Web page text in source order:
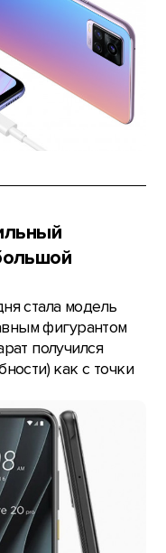
стала модель
фигурантом
получился
как с точки